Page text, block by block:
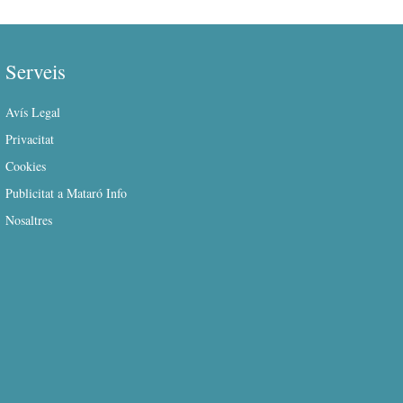
Serveis
Avís Legal
Privacitat
Cookies
Publicitat a Mataró Info
Nosaltres